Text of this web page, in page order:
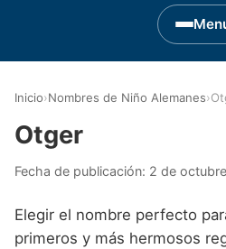
Nombres de niño que
Nombres de Niño
Nombres de
Nombres de
Inicio›Nombres de Niño Alemanes›
Otger
Fecha de publicación: 2 de
Elegir el nombre perfecto
primeros y más hermosos